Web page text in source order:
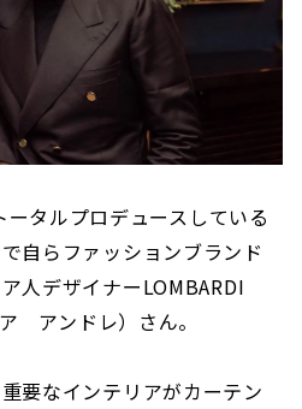
タルプロデュースしている
自らファッションブランド
人デザイナーLOMBARDI
アンドレ）さん。
要なインテリアがカーテン